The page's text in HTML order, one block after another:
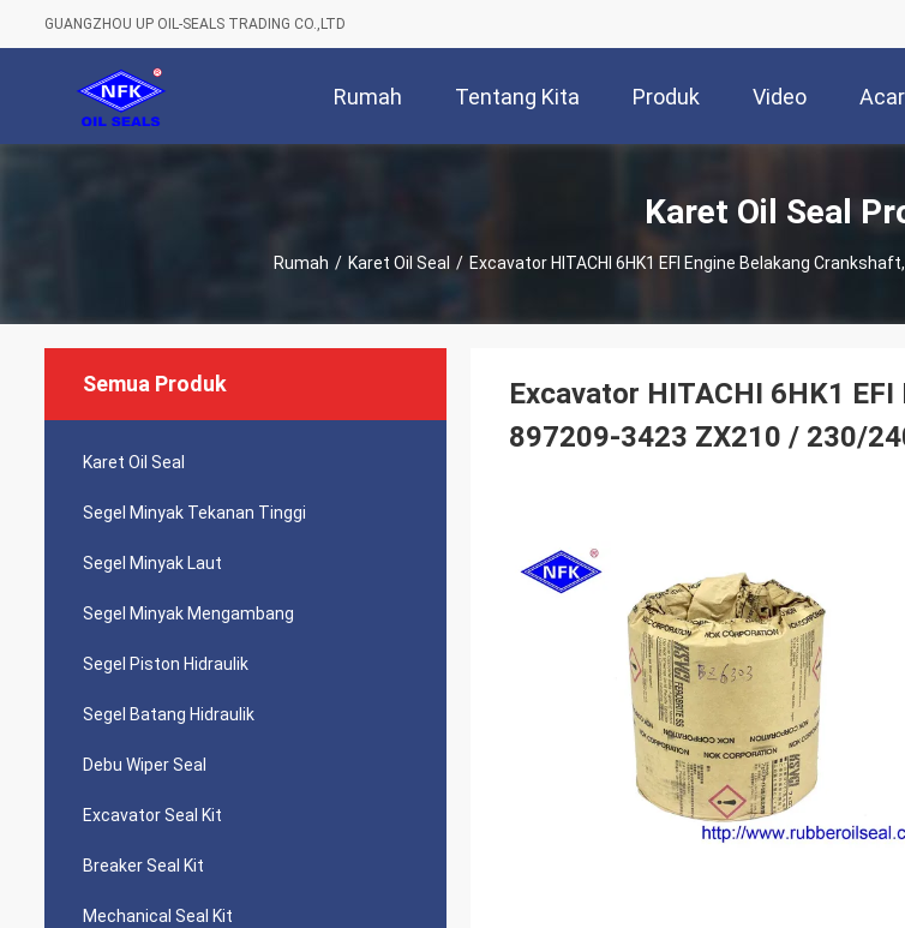
GUANGZHOU UP OIL-SEALS TRADING CO.,LTD
Rumah Tentang Kita Produk Video
Karet Oil Seal
Rumah / Karet Oil Seal / Excavator HITACHI 6HK1 EFI Engine Belakang
Semua Produk
Karet Oil Seal
Segel Minyak Tekanan Tinggi
Segel Minyak Laut
Segel Minyak Mengambang
Segel Piston Hidraulik
Segel Batang Hidraulik
Debu Wiper Seal
Excavator Seal Kit
Breaker Seal Kit
Mechanical Seal Kit
Excavator HITACHI 6HK1
897209-3423 ZX210 / 230/